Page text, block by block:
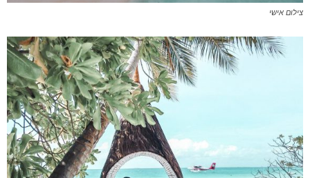
צילום אישי